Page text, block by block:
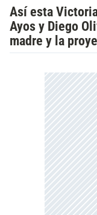
Así esta
Ayos y Diego
madre y la